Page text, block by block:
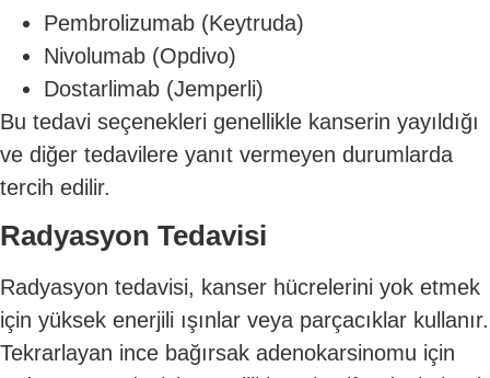
Pembrolizumab (Keytruda)
Nivolumab (Opdivo)
Dostarlimab (Jemperli)
Bu tedavi seçenekleri genellikle kanserin yayıldığı
ve diğer tedavilere yanıt vermeyen durumlarda
tercih edilir.
Radyasyon Tedavisi
Radyasyon tedavisi, kanser hücrelerini yok etmek
için yüksek enerjili ışınlar veya parçacıklar kullanır.
Tekrarlayan ince bağırsak adenokarsinomu için